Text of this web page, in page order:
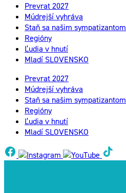
Prevrat 2027
Múdrejší vyhráva
Staň sa našim sympatizantom
Regióny
Ľudia v hnutí
Mladí SLOVENSKO
Prevrat 2027
Múdrejší vyhráva
Staň sa našim sympatizantom
Regióny
Ľudia v hnutí
Mladí SLOVENSKO